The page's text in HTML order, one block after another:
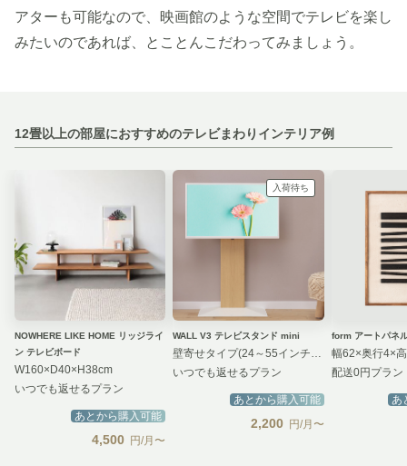
アターも可能なので、映画館のような空間でテレビを楽し
みたいのであれば、とことんこだわってみましょう。
12畳以上の部屋におすすめのテレビまわりインテリア例
NOWHERE LIKE HOME リッジライ
ン テレビボード
W160×D40×H38cm
いつでも返せるプラン
あとから購入可能
4,500 円/月〜
入荷待ち
WALL V3 テレビスタンド mini
壁寄せタイプ(24～55インチ対応)
いつでも返せるプラン
あとから購入可能
2,200 円/月〜
form アートパネ
幅62×奥行4×
配送0円プラン
あ